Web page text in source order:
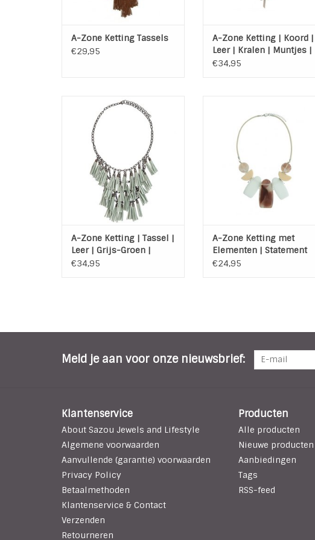
A-Zone Ketting Tassels
€29,95
A-Zone Ketting | Koord |
Leer | Kralen | Muntjes |
Turquoise
€34,95
Korte trendy ketting van A-
Zone met groen grijze leren
tassels in een Vintage Look
TOEVOEGEN AAN WINKELWAGEN
A-Zone Ketting | Tassel |
Leer | Grijs-Groen |
Vintage Look
€34,95
A-Zone met 7 Elementen.
Tussen de elementen zit een
zilveren schakel. Lengte: 50 cm
TOEVOEGEN AAN WINKELWAGEN
A-Zone Ketting met
Elementen | Statement
ketting
€24,95
Meld je aan voor onze nieuwsbrief:
Klantenservice
About Sazou Jewels and Lifestyle
Algemene voorwaarden
Aanvullende (garantie) voorwaarden
Privacy Policy
Betaalmethoden
Klantenservice & Contact
Verzenden
Retourneren
Producten
Alle producten
Nieuwe producten
Aanbiedingen
Tags
RSS-feed